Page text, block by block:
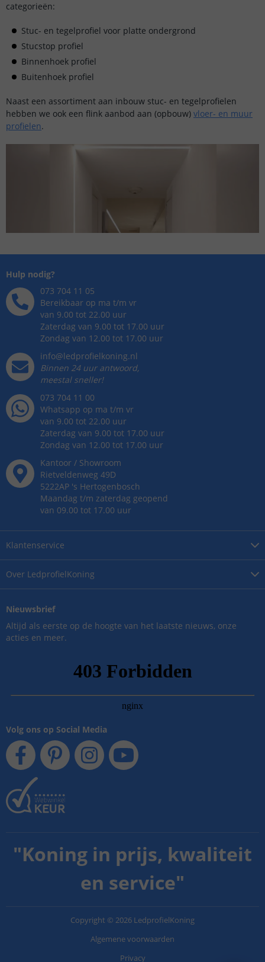
categorieën:
Stuc- en tegelprofiel voor platte ondergrond
Stucstop profiel
Binnenhoek profiel
Buitenhoek profiel
Naast een assortiment aan inbouw stuc- en tegelprofielen
hebben we ook een flink aanbod aan (opbouw) vloer- en muur
profielen.
Over LedprofielKoning
Klantenservice
Hulp nodig?
073 704 11 05
Bereikbaar op ma t/m vr
van 9.00 tot 22.00 uur
Zaterdag van 9.00 tot 17.00 uur
Zondag van 12.00 tot 17.00 uur
info@ledprofielkoning.nl
Binnen 24 uur antwoord,
meestal sneller!
073 704 11 00
Whatsapp op ma t/m vr
van 9.00 tot 22.00 uur
Zaterdag van 9.00 tot 17.00 uur
Zondag van 12.00 tot 17.00 uur
Kantoor / Showroom
Rietveldenweg 49D
5222AP 's Hertogenbosch
Maandag t/m zaterdag geopend
van 09.00 tot 17.00 uur
Nieuwsbrief
Altijd als eerste op de hoogte van het laatste nieuws, onze
acties en meer.
Volg ons op Social Media
"Koning in prijs, kwaliteit
en service"
Copyright © 2026 LedprofielKoning
Algemene voorwaarden
Privacy